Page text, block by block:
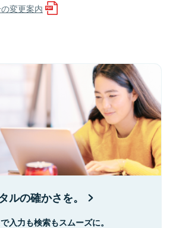
変更案内
ルの確かさを。
入力も検索もスムーズに。